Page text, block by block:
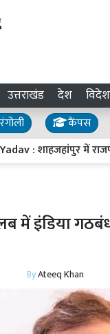
उत्तराखंड देश विदेश
रंगोली कैंपस
: शाहजहांपुर में राजपाल
में इंडिया
ByAteeq Khan